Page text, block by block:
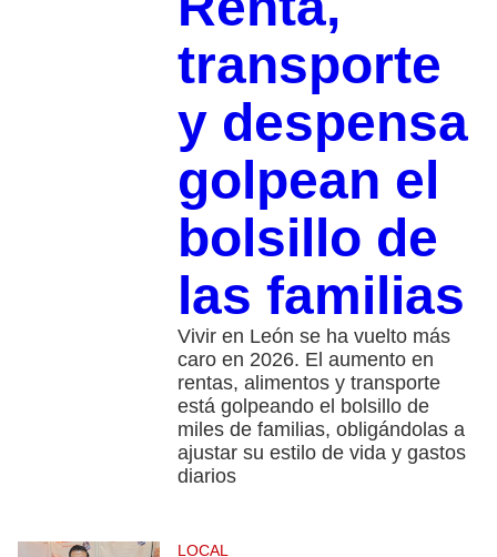
transporte
y despensa
golpean el
bolsillo de
las familias
Vivir en León se ha vuelto más
caro en 2026. El aumento en
rentas, alimentos y transporte
está golpeando el bolsillo de
miles de familias, obligándolas a
ajustar su estilo de vida y gastos
diarios
LOCAL